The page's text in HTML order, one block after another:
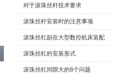
对于滚珠丝杆技术要求
滚珠丝杆安装时的注意事项
滚珠丝杠副在大型数控机床装配
滚珠丝杠的安装形式
滚珠丝杠间隙大的8个问题